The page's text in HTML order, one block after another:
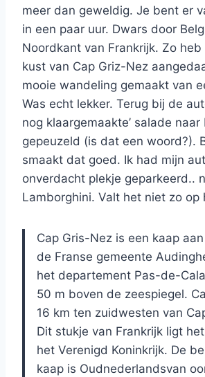
meer dan geweldig. Je bent er
in een paar uur. Dwars door
Noordkant van Frankrijk. Zo
kust van Cap Griz-Nez
mooie wandeling gemaakt van
Was echt lekker. Terug bij de
nog klaargemaakte’ salade naar
gepeuzeld (is dat een woord?).
smaakt dat goed. Ik had mijn
onverdacht plekje geparkeerd..
Lamborghini. Valt het niet zo op
Cap Gris-Nez is een kaap
de Franse gemeente
het departement Pas-de-
50 m boven de zeespiegel.
16 km ten zuidwesten van
Dit stukje van Frankrijk ligt
het Verenigd Koninkrijk. De
kaap is Oudnederlandsvan